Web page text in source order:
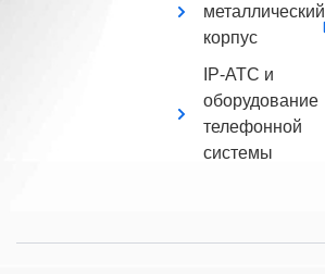
металлический
корпус
IP-АТС и
оборудование
телефонной
системы